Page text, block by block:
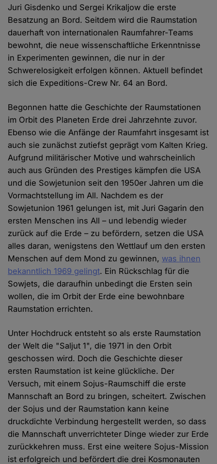
Juri Gisdenko und Sergei Krikaljow die erste
Besatzung an Bord. Seitdem wird die Raumstation
dauerhaft von internationalen Raumfahrer-Teams
bewohnt, die neue wissenschaftliche Erkenntnisse
in Experimenten gewinnen, die nur in der
Schwerelosigkeit erfolgen können. Aktuell befindet
sich die Expeditions-Crew Nr. 64 an Bord.
Begonnen hatte die Geschichte der Raumstationen
im Orbit des Planeten Erde drei Jahrzehnte zuvor.
Ebenso wie die Anfänge der Raumfahrt insgesamt ist
auch sie zunächst zutiefst geprägt vom Kalten Krieg.
Aufgrund militärischer Motive und wahrscheinlich
auch aus Gründen des Prestiges kämpfen die USA
und die Sowjetunion seit den 1950er Jahren um die
Vormachtstellung im All. Nachdem es der
Sowjetunion 1961 gelungen ist, mit Juri Gagarin den
ersten Menschen ins All – und lebendig wieder
zurück auf die Erde – zu befördern, setzen die USA
alles daran, wenigstens den Wettlauf um den ersten
Menschen auf dem Mond zu gewinnen, was ihnen
bekanntlich 1969 gelingt. Ein Rückschlag für die
Sowjets, die daraufhin unbedingt die Ersten sein
wollen, die im Orbit der Erde eine bewohnbare
Raumstation errichten.
Unter Hochdruck entsteht so als erste Raumstation
der Welt die "Saljut 1", die 1971 in den Orbit
geschossen wird. Doch die Geschichte dieser
ersten Raumstation ist keine glückliche. Der
Versuch, mit einem Sojus-Raumschiff die erste
Mannschaft an Bord zu bringen, scheitert. Zwischen
der Sojus und der Raumstation kann keine
druckdichte Verbindung hergestellt werden, so dass
die Mannschaft unverrichteter Dinge wieder zur Erde
zurückkehren muss. Erst eine weitere Sojus-Mission
ist erfolgreich und befördert die drei Kosmonauten